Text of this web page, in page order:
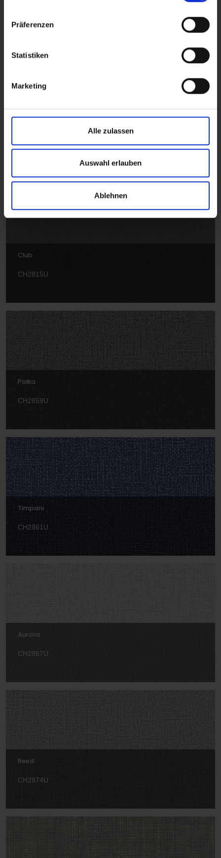
Präferenzen
Statistiken
Marketing
Alle zulassen
Auswahl erlauben
Ablehnen
CH2821U
CH2814U
Club
CH2815U
Polka
CH2859U
Timpani
CH2861U
Aurora
CH2857U
Reed
CH2874U